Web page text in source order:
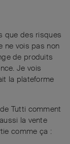
que des risques
ne vois pas non
de produits
Je vois
la plateforme
Tutti comment
la vente
comme ça :